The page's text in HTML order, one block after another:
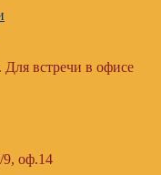
встречи в офисе
9, оф.14